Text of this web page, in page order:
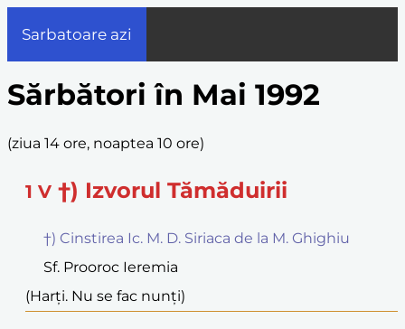
Sarbatoare azi
Sărbători în Mai 1992
(ziua 14 ore, noaptea 10 ore)
1 V †) Izvorul Tămăduirii
†) Cinstirea Ic. M. D. Siriaca de la M. Ghighiu
Sf. Prooroc Ieremia
(Harți. Nu se fac nunți)